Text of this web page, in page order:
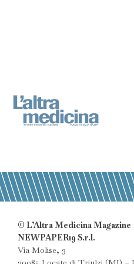
© L’Altra Medicina Magazine
NEWPAPER19 S.r.l.
Via Molise, 3